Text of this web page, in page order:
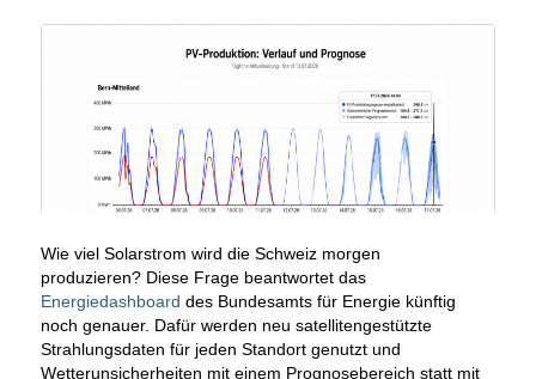
Wie viel Solarstrom wird die Schweiz morgen
produzieren?Diese Frage beantwortet das
Energiedashboard des Bundesamts für Energie künftig
noch genauer. Dafür werden neu satellitengestützte
Strahlungsdaten für jeden Standort genutzt und
Wetterunsicherheiten mit einem Prognosebereich statt mit